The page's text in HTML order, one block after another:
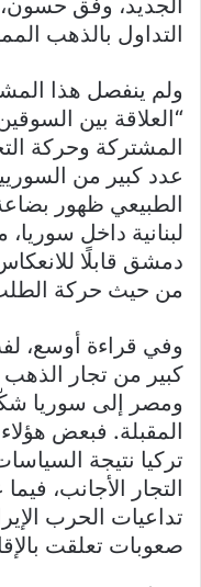
الجديد، وفق
التداول بالذهب
ولم ينفصل هذا
“العلاقة بين
المشتركة وحركة
عدد كبير من
الطبيعي ظهور
لبنانية داخل
دمشق قابلًا
من حيث حركة الطلب
وفي قراءة أوسع،
كبير من تجار
ومصر إلى سوريا
المقبلة. فبعض
تركيا نتيجة
التجار الأجانب،
تداعيات الحرب
صعوبات تعلقت